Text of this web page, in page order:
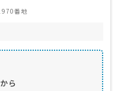
番地
ら